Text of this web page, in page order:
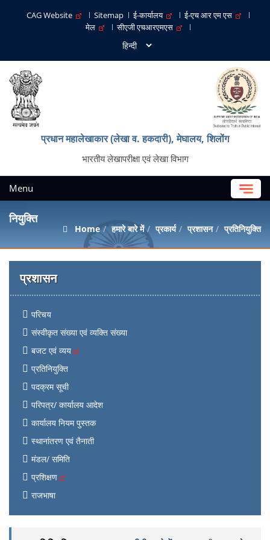
CAG Website Sitemap ई-कार्यालय
ई-एच आर एम एस
मेल
सीएजी एचआरएमएस
प्रधान महालेखाकार (लेखा व. हकदारी), मेघालय, शिलोंग
भारतीय लेखापरीक्षा एवं लेखा विभाग
Menu
नियुक्ति
Home हमारे बारे में प्रकार्य प्रशासन प्रतिनियुक्ति
प्रशासन
परिचय
संस्वीकृत संख्या एवं व्यक्ति संख्या
बजट एवं व्यय
प्रतिनियुक्ति
पदक्रम सूची
परिपत्र/ कार्यालय आदेश
कार्यालय नियम पुस्तक
स्थानांतरण एवं तैनाती
मंडल/ समिति
प्रशिक्षण
राजभाषा